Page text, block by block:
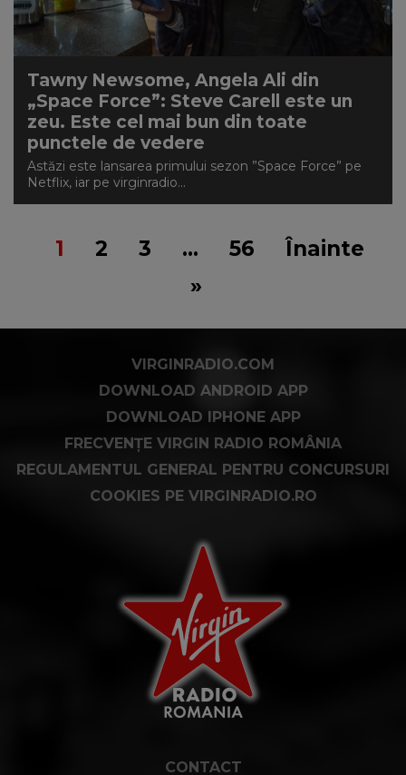
Tawny Newsome, Angela Ali din
„Space Force”: Steve Carell este un
zeu. Este cel mai bun din toate
punctele de vedere
Astăzi este lansarea primului sezon ”Space Force” pe
Netflix, iar pe virginradio...
1 2 3 … 56
Înainte
»
VIRGINRADIO.COM
DOWNLOAD ANDROID APP
DOWNLOAD IPHONE APP
FRECVENȚE VIRGIN RADIO ROMÂNIA
REGULAMENTUL GENERAL PENTRU CONCURSURI
COOKIES PE VIRGINRADIO.RO
CONTACT